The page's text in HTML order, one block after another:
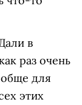
в
раз очень
для
этих